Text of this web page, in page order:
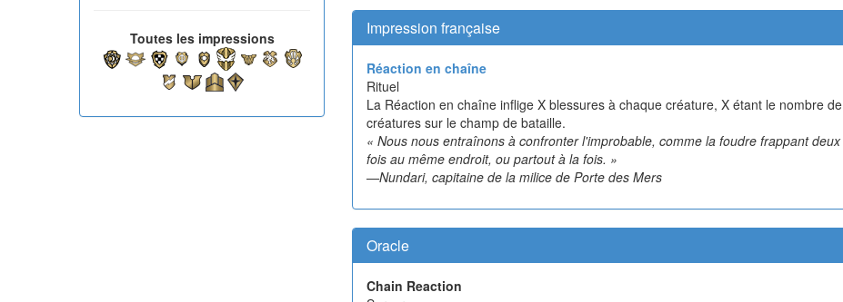
Toutes les impressions Impression française
Réaction en chaîne
Rituel
La Réaction en chaîne inflige X blessures à chaque créature, X étant le nombre de
créatures sur le champ de bataille.
« Nous nous entraînons à confronter l'improbable, comme la foudre frappant deux
fois au même endroit, ou partout à la fois. »
—Nundari, capitaine de la milice de Porte des Mers
Oracle
Chain Reaction